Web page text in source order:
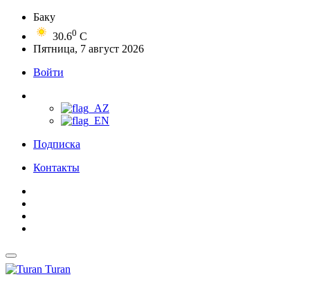
Баку
30.60 C
Пятница, 7 август 2026
Войти
Подписка
Контакты
Turan